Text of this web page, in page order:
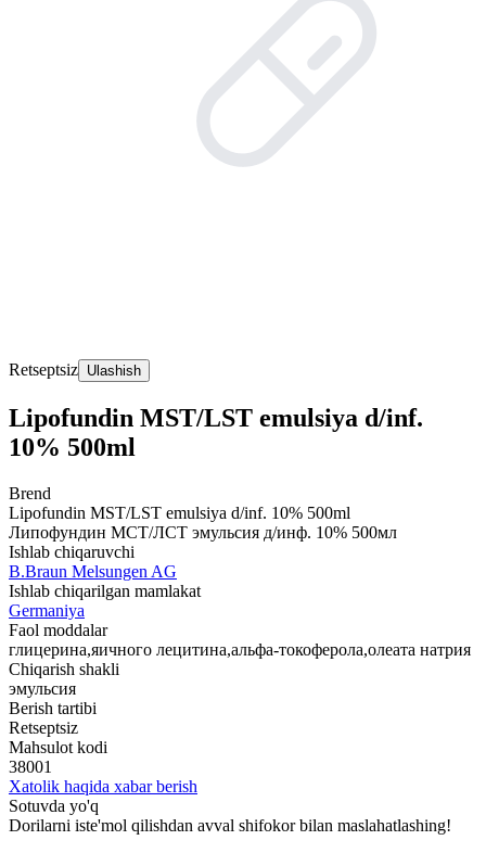
Retseptsiz Ulashish
Lipofundin MST/LST emulsiya d/inf.
10% 500ml
Brend
Lipofundin MST/LST emulsiya d/inf. 10% 500ml
Липофундин МСТ/ЛСТ эмульсия д/инф. 10% 500мл
Ishlab chiqaruvchi
B.Braun Melsungen AG
Ishlab chiqarilgan mamlakat
Germaniya
Faol moddalar
глицерина,яичного лецитина,альфа-токоферола,олеата натрия
Chiqarish shakli
эмульсия
Berish tartibi
Retseptsiz
Mahsulot kodi
38001
Xatolik haqida xabar berish
Sotuvda yo'q
Dorilarni iste'mol qilishdan avval shifokor bilan maslahatlashing!